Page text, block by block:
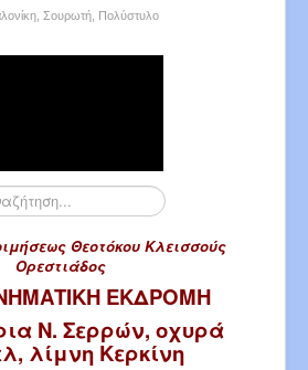
Σουρωτή, Πολύστυλο
Θεοτόκου Κλεισσούς
Ορεστιάδος
ΕΚΔΡΟΜΗ
Ν. Σερρών, οχυρά
λίμνη Κερκίνη